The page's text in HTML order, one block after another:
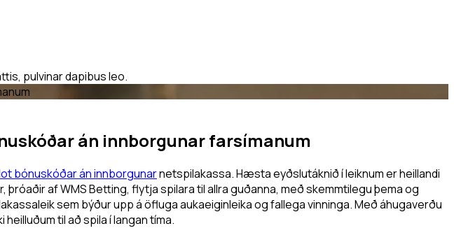
pulvinar dapibus leo.
án innborgunar farsímanum
bónuskóðar án innborgunarnetspilakassa. Hæsta eyðslutáknið í leiknum er heillandi
af WMS Betting, flytja spilara til allra guðanna, með skemmtilegu þema og
sem býður upp á öfluga aukaeiginleika og fallega vinninga. Með áhugaverðu
til að spila í langan tíma.